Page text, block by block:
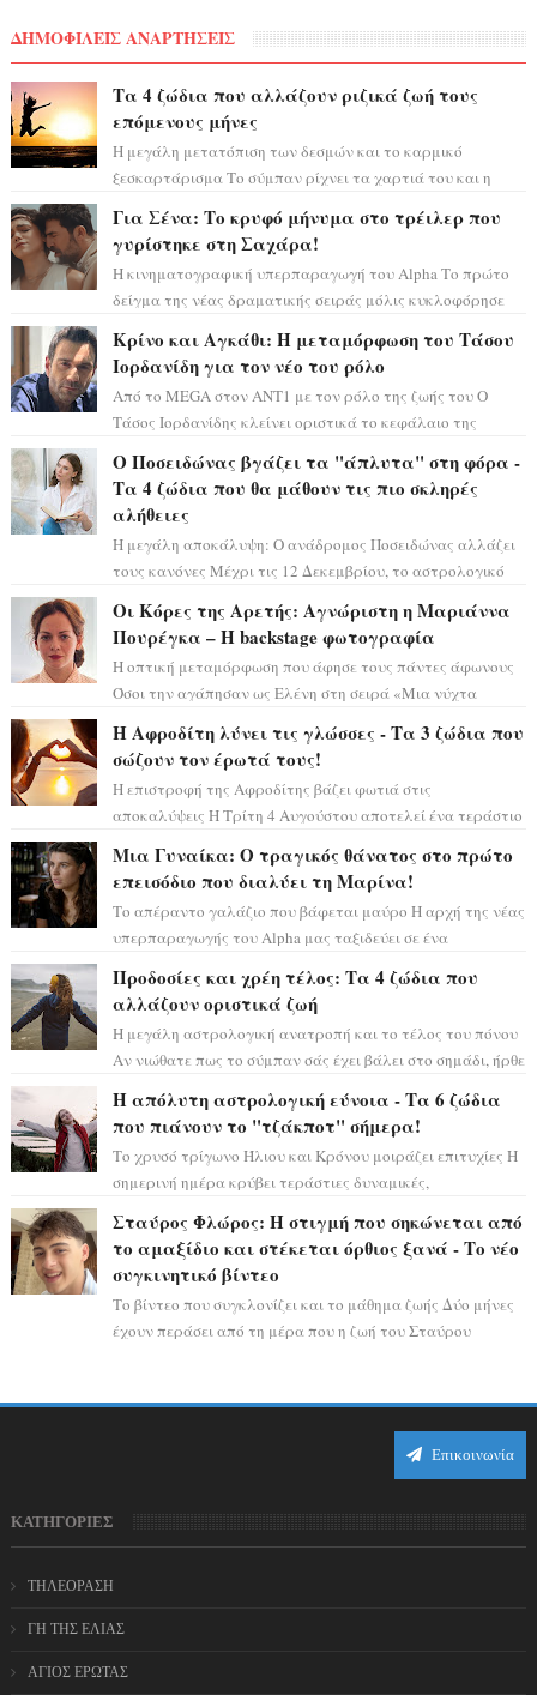
ΔΗΜΟΦΙΛΕΙΣ ΑΝΑΡΤΗΣΕΙΣ
Τα 4 ζώδια που αλλάζουν ριζικά ζωή τους
επόμενους μήνες
Η μεγάλη μετατόπιση των δεσμών και το καρμικό
ξεσκαρτάρισμα Το σύμπαν ρίχνει τα χαρτιά του και η
Για Σένα: Το κρυφό μήνυμα στο τρέιλερ που
γυρίστηκε στη Σαχάρα!
Η κινηματογραφική υπερπαραγωγή του Alpha Το πρώτο
δείγμα της νέας δραματικής σειράς μόλις κυκλοφόρησε
Κρίνο και Αγκάθι: Η μεταμόρφωση του Τάσου
Ιορδανίδη για τον νέο του ρόλο
Από το MEGA στον ΑΝΤ1 με τον ρόλο της ζωής του Ο
Τάσος Ιορδανίδης κλείνει οριστικά το κεφάλαιο της
Ο Ποσειδώνας βγάζει τα "άπλυτα" στη φόρα -
Τα 4 ζώδια που θα μάθουν τις πιο σκληρές
αλήθειες
Η μεγάλη αποκάλυψη: Ο ανάδρομος Ποσειδώνας αλλάζει
τους κανόνες Μέχρι τις 12 Δεκεμβρίου, το αστρολογικό
Οι Κόρες της Αρετής: Αγνώριστη η Μαριάννα
Πουρέγκα – H backstage φωτογραφία
Η οπτική μεταμόρφωση που άφησε τους πάντες άφωνους
Όσοι την αγάπησαν ως Ελένη στη σειρά «Μια νύχτα
Η Αφροδίτη λύνει τις γλώσσες - Τα 3 ζώδια που
σώζουν τον έρωτά τους!
Η επιστροφή της Αφροδίτης βάζει φωτιά στις
αποκαλύψεις Η Τρίτη 4 Αυγούστου αποτελεί ένα τεράστιο
Μια Γυναίκα: Ο τραγικός θάνατος στο πρώτο
επεισόδιο που διαλύει τη Μαρίνα!
Το απέραντο γαλάζιο που βάφεται μαύρο Η αρχή της νέας
υπερπαραγωγής του Alpha μας ταξιδεύει σε ένα
Προδοσίες και χρέη τέλος: Τα 4 ζώδια που
αλλάζουν οριστικά ζωή
Η μεγάλη αστρολογική ανατροπή και το τέλος του πόνου
Αν νιώθατε πως το σύμπαν σάς έχει βάλει στο σημάδι, ήρθε
Η απόλυτη αστρολογική εύνοια - Τα 6 ζώδια
που πιάνουν το "τζάκποτ" σήμερα!
Το χρυσό τρίγωνο Ήλιου και Κρόνου μοιράζει επιτυχίες Η
σημερινή ημέρα κρύβει τεράστιες δυναμικές,
Σταύρος Φλώρος: Η στιγμή που σηκώνεται από
το αμαξίδιο και στέκεται όρθιος ξανά - Το νέο
συγκινητικό βίντεο
Το βίντεο που συγκλονίζει και το μάθημα ζωής Δύο μήνες
έχουν περάσει από τη μέρα που η ζωή του Σταύρου
Επικοινωνία
ΚΑΤΗΓΟΡΙΕΣ
ΤΗΛΕΟΡΑΣΗ
ΓΗ ΤΗΣ ΕΛΙΑΣ
ΑΓΙΟΣ ΕΡΩΤΑΣ